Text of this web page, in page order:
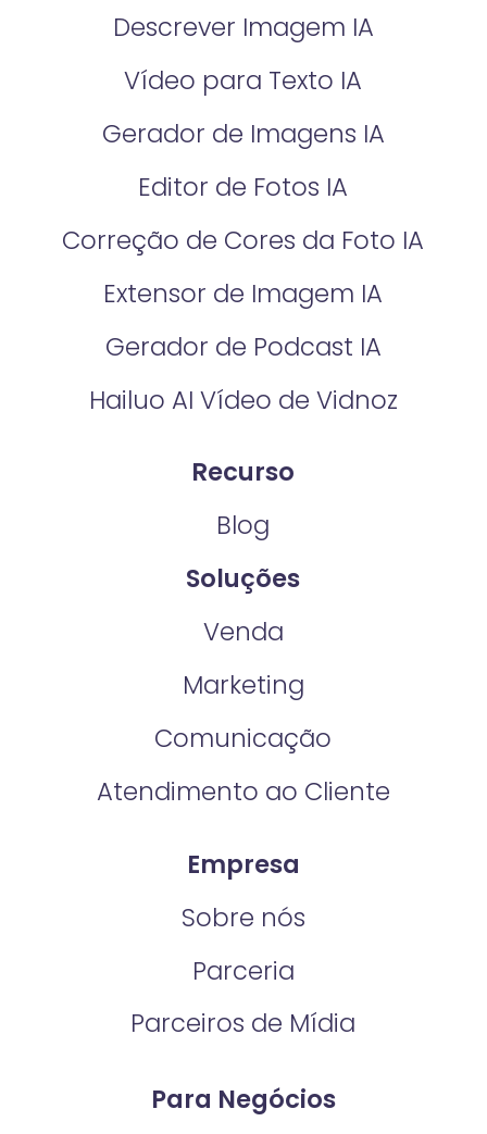
Descrever Imagem IA
Vídeo para Texto IA
Gerador de Imagens IA
Editor de Fotos IA
Correção de Cores da Foto IA​
Extensor de Imagem IA
Gerador de Podcast IA
Hailuo AI Vídeo de Vidnoz
Recurso
Blog
Soluções
Venda
Marketing
Comunicação
Atendimento ao Cliente
Empresa
Sobre nós
Parceria
Parceiros de Mídia
Para Negócios